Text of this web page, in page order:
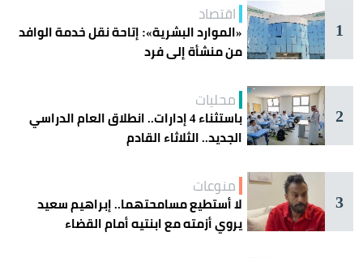
1
اقتصاد
«الموارد البشرية»: إتاحة نقل خدمة الوافد
من منشأة إلى فرد
2
محليات
باستثناء 4 إدارات.. انطلاق العام الدراسي
الجديد.. الثلاثاء القادم
3
منوعات
لا أستطيع مسامحتهما.. إبراهيم سعيد
يروي أزمته مع ابنتيه أمام القضاء